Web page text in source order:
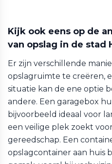
Kijk ook eens op de
van opslag in de stad
Er zijn verschillende
opslagruimte te creëren,
situatie kan de ene optie
andere. Een garagebox
bijvoorbeeld ideaal voor
een veilige plek zoekt
gereedschap. Een
opslagcontainer aan huis